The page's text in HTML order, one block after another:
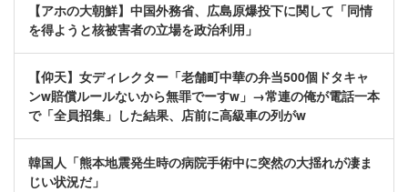
【アホの大朝鮮】中国外務省、広島原爆投下に関して「同情
を得ようと核被害者の立場を政治利用」
【仰天】女ディレクター「老舗町中華の弁当500個ドタキャ
ンw賠償ルールないから無罪でーすw」→常連の俺が電話一本
で「全員招集」した結果、店前に高級車の列がw
韓国人「熊本地震発生時の病院手術中に突然の大揺れが凄ま
じい状況だ」